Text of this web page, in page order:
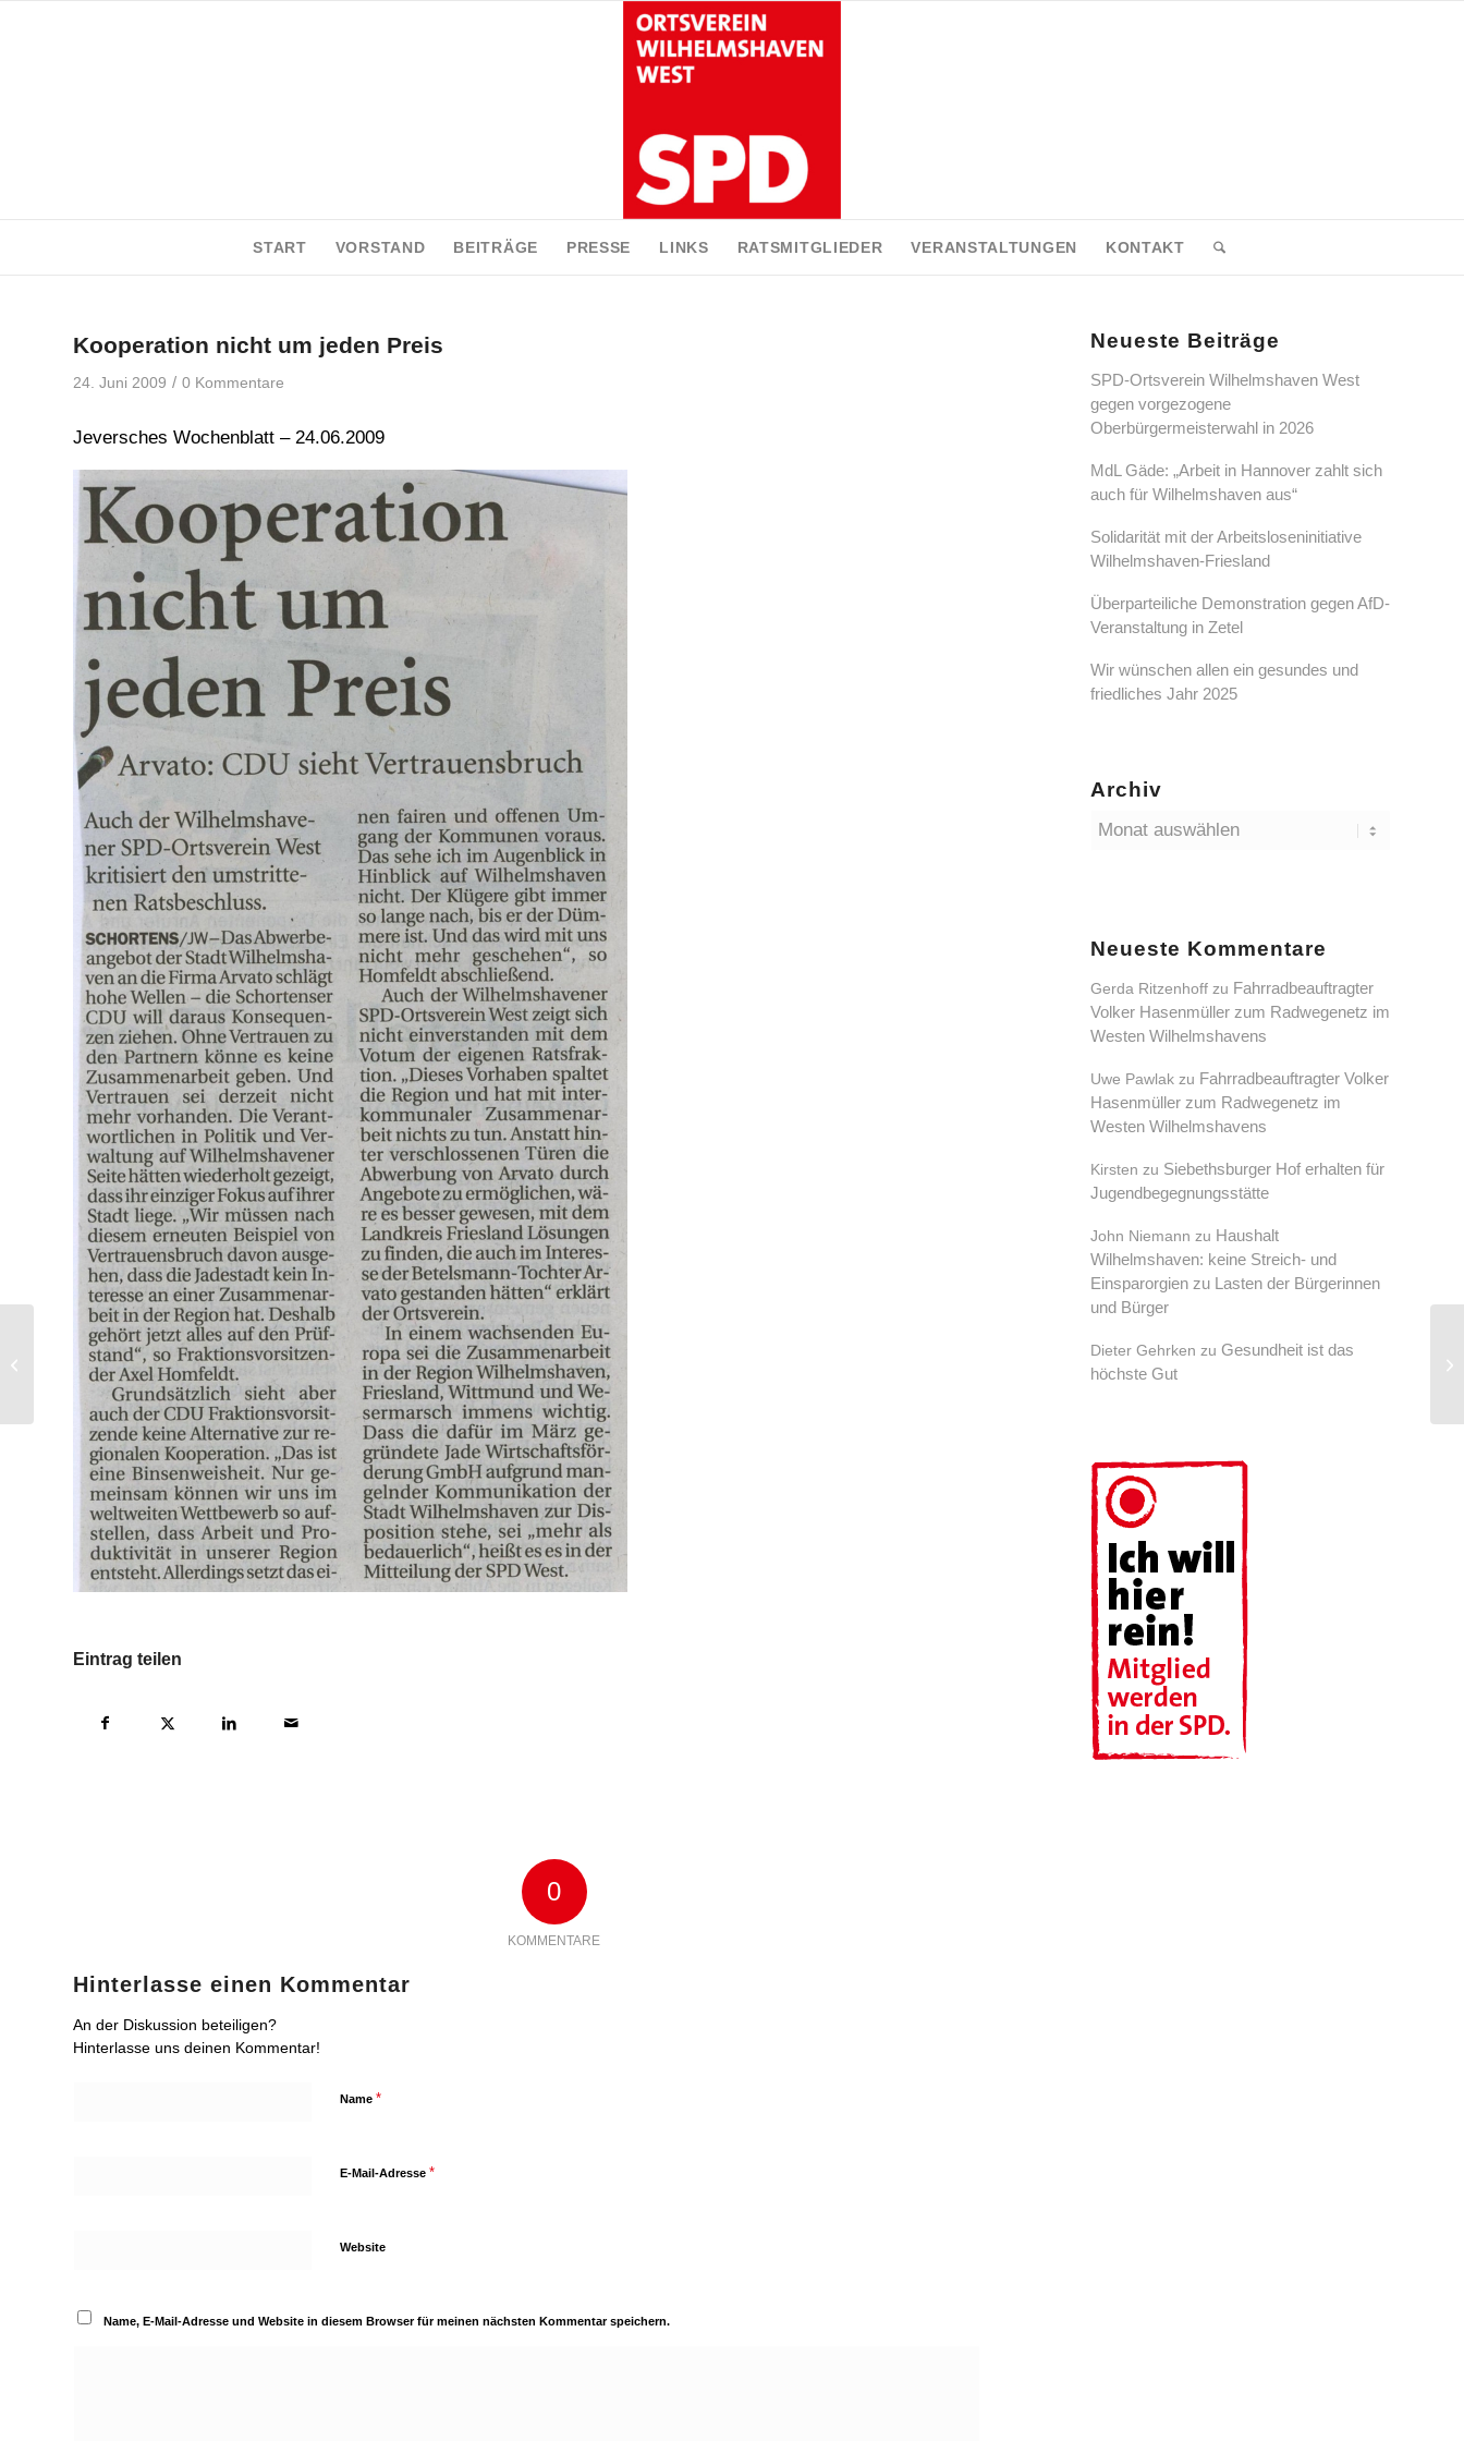
START VORSTAND BEITRÄGE PRESSE LINKS RATSMITGLIEDER VERANSTALTUNGEN KONTAKT
Kooperation nicht um jeden Preis
24. Juni 2009 / 0 Kommentare
Jeversches Wochenblatt – 24.06.2009
Eintrag teilen
0
KOMMENTARE
Hinterlasse einen Kommentar
An der Diskussion beteiligen?
Hinterlasse uns deinen Kommentar!
Name *
E-Mail-Adresse *
Website
Name, E-Mail-Adresse und Website in diesem Browser für meinen nächsten Kommentar speichern.
Neueste Beiträge
SPD-Ortsverein Wilhelmshaven West
gegen vorgezogene
Oberbürgermeisterwahl in 2026
MdL Gäde: „Arbeit in Hannover zahlt sich
auch für Wilhelmshaven aus“
Solidarität mit der Arbeitsloseninitiative
Wilhelmshaven-Friesland
Überparteiliche Demonstration gegen AfD-
Veranstaltung in Zetel
Wir wünschen allen ein gesundes und
friedliches Jahr 2025
Archiv
Neueste Kommentare
Gerda Ritzenhoff zu Fahrradbeauftragter
Volker Hasenmüller zum Radwegenetz im
Westen Wilhelmshavens
Uwe Pawlak zu Fahrradbeauftragter Volker
Hasenmüller zum Radwegenetz im
Westen Wilhelmshavens
Kirsten zu Siebethsburger Hof erhalten für
Jugendbegegnungsstätte
John Niemann zu Haushalt
Wilhelmshaven: keine Streich- und
Einsparorgien zu Lasten der Bürgerinnen
und Bürger
Dieter Gehrken zuGesundheit ist das
höchste Gut
Keine Parteiordnungsverfahren